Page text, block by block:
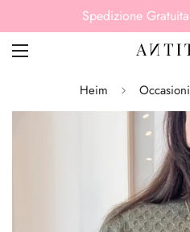
Heim Occasioni